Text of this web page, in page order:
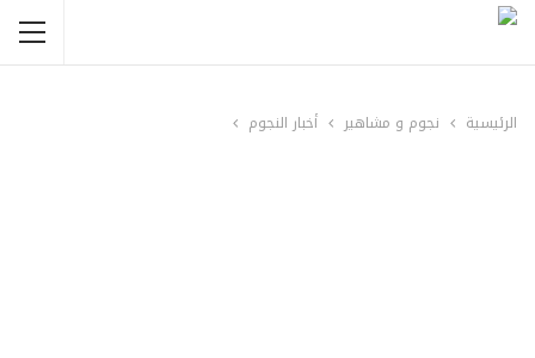
الرئيسية نجوم و مشاهير أخبار النجوم